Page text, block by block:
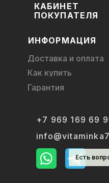
Есть
КАБИНЕТ
ПОКУПАТЕЛЯ
+7 969 169 69
ИНФОРМАЦИЯ
Доставка и оплата
Как купить
Гарантия